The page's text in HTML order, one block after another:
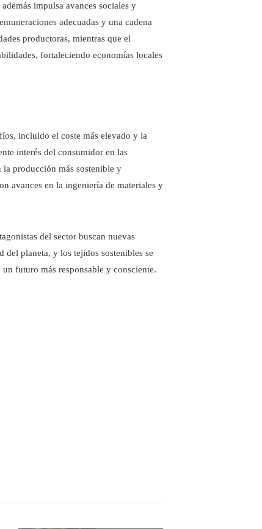
impulsa avances sociales y
adecuadas y una cadena
productoras, mientras que el
fortaleciendo economías locales
incluido el coste más elevado y la
interés del consumidor en las
producción más sostenible y
avances en la ingeniería de materiales y
del sector buscan nuevas
del planeta, y los tejidos sostenibles se
futuro más responsable y consciente.